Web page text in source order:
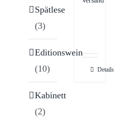
Details
Spätlese
(3)
Editionswein
(10)
Kabinett
(2)